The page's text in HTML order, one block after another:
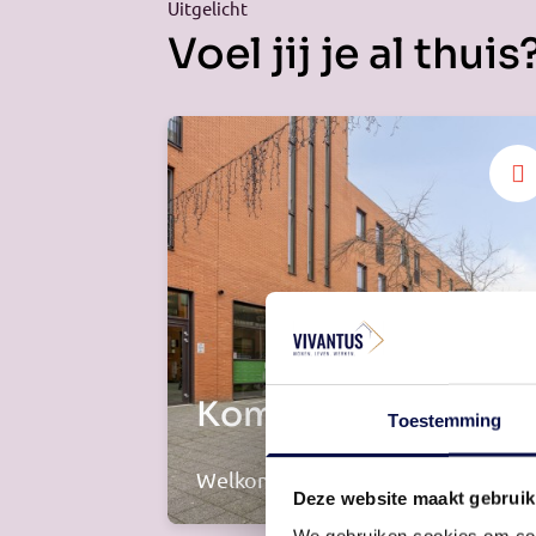
Toestemming
Deze website maakt
Uitgelicht
Voel jij je al
Kom binnen
Welkom thuis